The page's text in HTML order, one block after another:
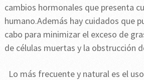
cambios hormonales que presenta
humano.Además hay cuidados que
cabo para minimizar el exceso de
de células muertas y la obstrucción
Lo más frecuente y natural es el